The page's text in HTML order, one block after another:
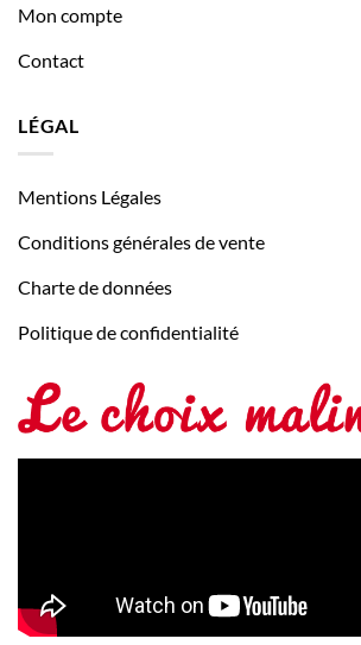
Mon compte
Contact
LÉGAL
Mentions Légales
Conditions générales de vente
Charte de données
Politique de confidentialité